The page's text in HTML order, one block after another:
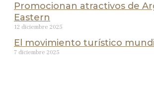
Promocionan atractivos de
Eastern
12 diciembre 2025
El movimiento turístico
7 diciembre 2025